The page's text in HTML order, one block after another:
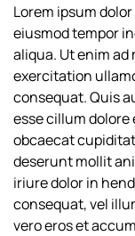
Lorem ipsum
eiusmod tempor
aliqua. Ut enim
exercitation
consequat. Quis
esse cillum
obcaecat
deserunt mollit
iriure dolor in
consequat, vel
vero eros et